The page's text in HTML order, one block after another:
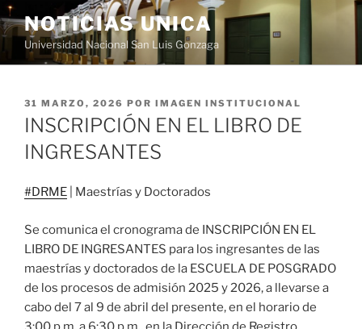
Saltar
al
contenido
NOTICIAS UNICA
Universidad Nacional San Luis Gonzaga
PUBLICADO
EL
31 MARZO, 2026 POR IMAGEN INSTITUCIONAL
INSCRIPCIÓN EN EL LIBRO DE
INGRESANTES
#DRME | Maestrías y Doctorados
Se comunica el cronograma de INSCRIPCIÓN EN EL
LIBRO DE INGRESANTES para los ingresantes de las
maestrías y doctorados de la ESCUELA DE POSGRADO
de los procesos de admisión 2025 y 2026, a llevarse a
cabo del 7 al 9 de abril del presente, en el horario de